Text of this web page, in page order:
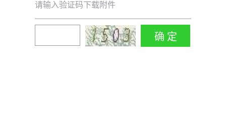
请输入验证码下载附件